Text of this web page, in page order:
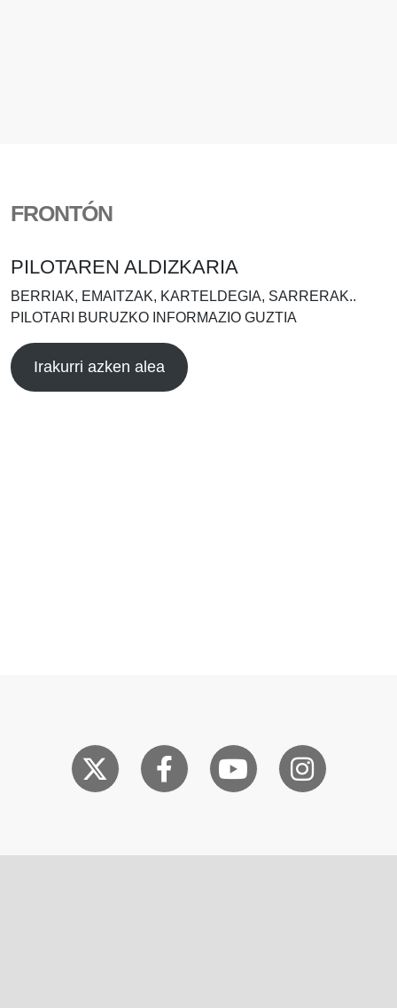
FRONTÓN
PILOTAREN ALDIZKARIA
BERRIAK, EMAITZAK, KARTELDEGIA, SARRERAK..
PILOTARI BURUZKO INFORMAZIO GUZTIA
Irakurri azken alea